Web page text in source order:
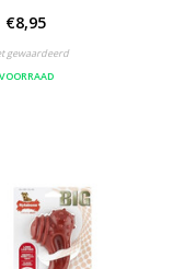
€8,95
gewaardeerd